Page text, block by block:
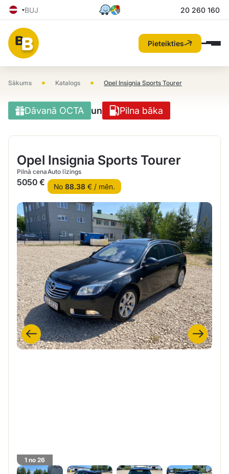
BUJ 20 260 160
Pieteikties
Sākums • Katalogs • Opel Insignia Sports Tourer
Dāvanā OCTA un Pilna bāka
Opel Insignia Sports Tourer
Pilnā cena
5050 €
Auto līzings
No 88.38€ / mēn.
1 no 26